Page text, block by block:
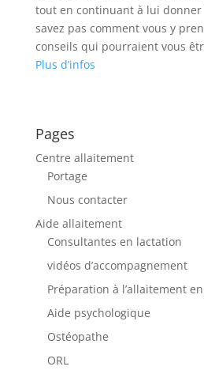
tout en continuant à lui donner
savez pas comment vous y
conseils qui pourraient vous
Plus d’infos
Pages
Centre allaitement
Portage
Nous contacter
Aide allaitement
Consultantes en lactation
vidéos d’accompagnement
Préparation à l’allaitement
Aide psychologique
Ostéopathe
ORL